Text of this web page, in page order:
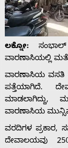
ಲಕ್ನೋ: ಸಂಭಾಲ್
ವಾರಣಾಸಿಯಲ್ಲಿ
ವಾರಣಾಸಿಯ ವಸತಿ
ಪತ್ತೆಯಾಗಿದೆ.
ಮಾಡಲಾಗಿದ್ದು,
ವಾರಣಾಸಿಯ
ವರದಿಗಳ ಪ್ರಕಾರ,
ದೇವಾಲಯವು